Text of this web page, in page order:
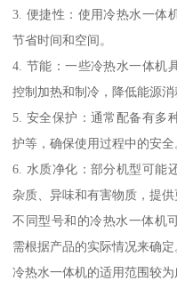
3. 便捷性：使用冷热水一体
节省时间和空间。
4. 节能：一些冷热水一体机
控制加热和制冷，降低能源消
5. 安全保护：通常配备有多
护等，确保使用过程中的安全
6. 水质净化：部分机型可能
杂质、异味和有害物质，提供
不同型号和的冷热水一体机
需根据产品的实际情况来确定
冷热水一体机的适用范围较